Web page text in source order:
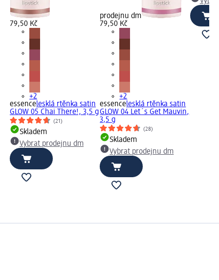
79,50 Kč
+2
essencelesklá rtěnka satin
GLOW 05 Chai There!, 3,5 g
(21)
Skladem
Vybrat prodejnu dm
prodejnu dm
79,50 Kč
+2
essencelesklá rtěnka satin
GLOW 04 Let´s Get Mauvin,
3,5 g
(28)
Skladem
Vybrat prodejnu dm